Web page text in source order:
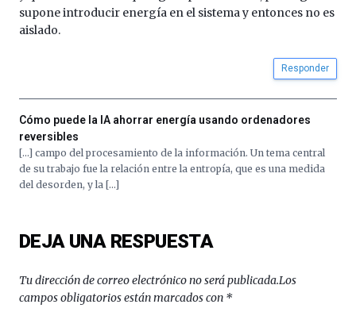
supone introducir energía en el sistema y entonces no es
aislado.
Responder
Cómo puede la IA ahorrar energía usando ordenadores
reversibles
[…] campo del procesamiento de la información. Un tema central
de su trabajo fue la relación entre la entropía, que es una medida
del desorden, y la […]
DEJA UNA RESPUESTA
Tu dirección de correo electrónico no será publicada.Los
campos obligatorios están marcados con *